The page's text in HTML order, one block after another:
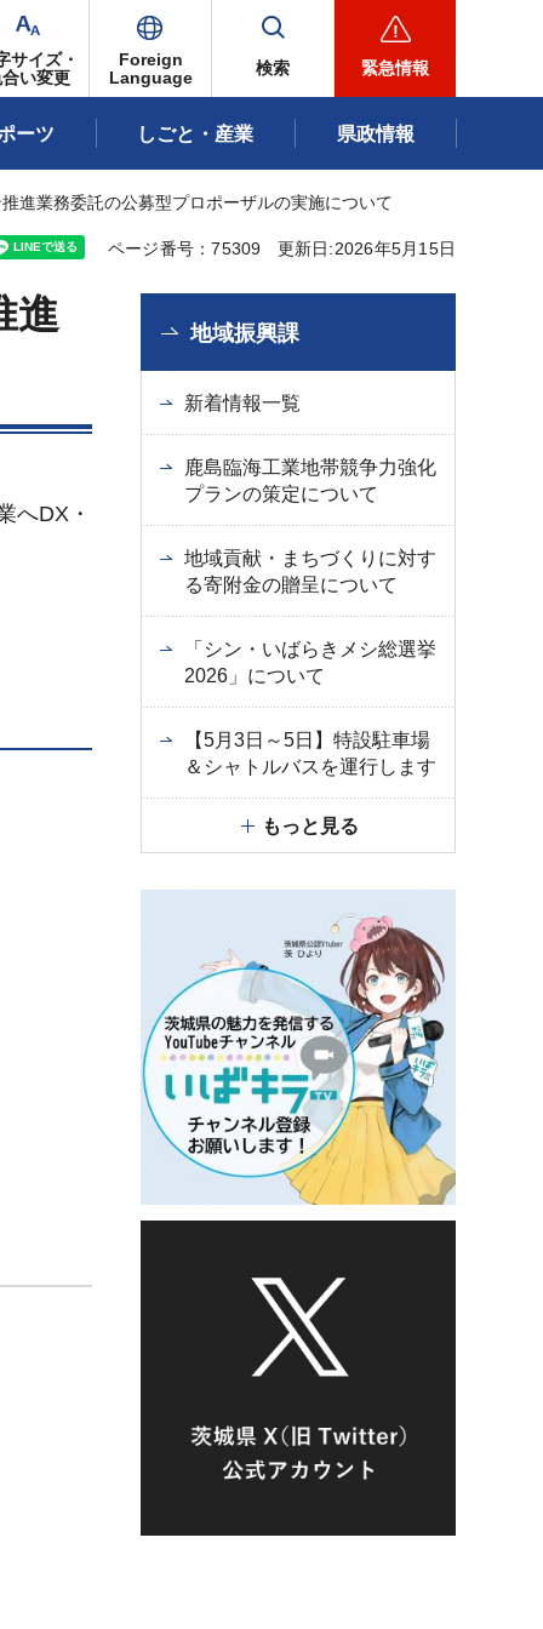
サイズ・
い変更
Foreign
Language
検索 緊急情報
ーツ しごと・産業 県政情報
進業務委託の公募型プロポーザルの実施について
ページ番号：75309 更新日:2026年5月15日
進
へDX・
地域振興課
新着情報一覧
鹿島臨海工業地帯競争力強化
プランの策定について
地域貢献・まちづくりに対す
る寄附金の贈呈について
「シン・いばらきメシ総選挙
2026」について
【5月3日～5日】特設駐車場
＆シャトルバスを運行します
もっと見る